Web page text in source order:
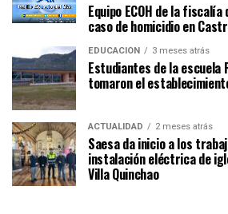
Equipo ECOH de la
caso de homicidio en
EDUCACIÓN 3 meses atrás
Estudiantes de la escuela
tomaron el
ACTUALIDAD 2 meses atrás
Saesa da inicio a los
instalación eléctrica de
Villa Quinchao